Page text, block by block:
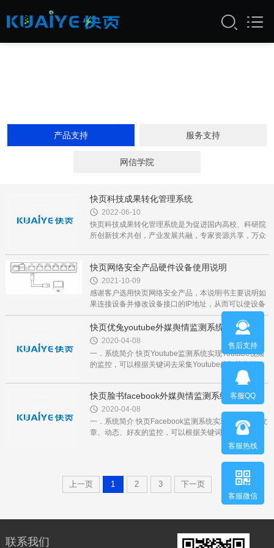
产品支持 服务支持
网信学院
快页科技成果转化管理系统
2022-06-10
快页科技成果转化管理系统是为促进国内高校、科研院
所创新技术共创，产业发展共融，专家资源共享，万众
研机构、创新企业的...
快页网络安全产品硬件设备使用说明
2021-10-09
感谢客户选用快页网络安全产品，本说明书主要说明如
果连接设备并修改设备接口的IP地址，从而可以使设备
接入内网。 1、我们要进入设备管理界面，就必须要找
到设备的LAN（或ETH0）...
快页优兔youtube外媒舆情监测系统
2020-04-08
一．系统简介 快页Youtube监测系统实现Youtube视频
的监控，可以根据关键词去采集Youtube的相关数据。
快页Youtube监测系统可独立应用，与可增加在原有舆
情系统中应用。 快页Youtube监测系统...
快页脸书facebook外媒舆情监测系统
2020-04-08
一．系统简介 快页Facebook监测系统实现Facebook文
章、动态、好友的监控，可以根据关键词去采集
Facebook的相关数据。快页Facebook监测系统可独立
应用，与可增加在原有舆情系统中应用。...
上一页 1 2 3 下一页
联系我们
售后支持
客服QQ
客服热线
客服微信